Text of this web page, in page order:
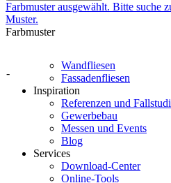
Farbmuster ausgewählt. Bitte suche
Muster.
Farbmuster
-
Wandfliesen
Fassadenfliesen
Inspiration
Referenzen und
Gewerbebau
Messen und Events
Blog
Services
Download-Center
Online-Tools